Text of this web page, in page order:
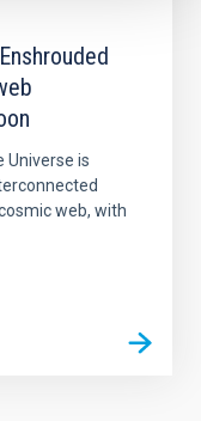
is
web, with